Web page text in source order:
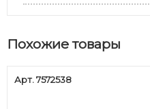
Похожие товары
Арт. 7572538